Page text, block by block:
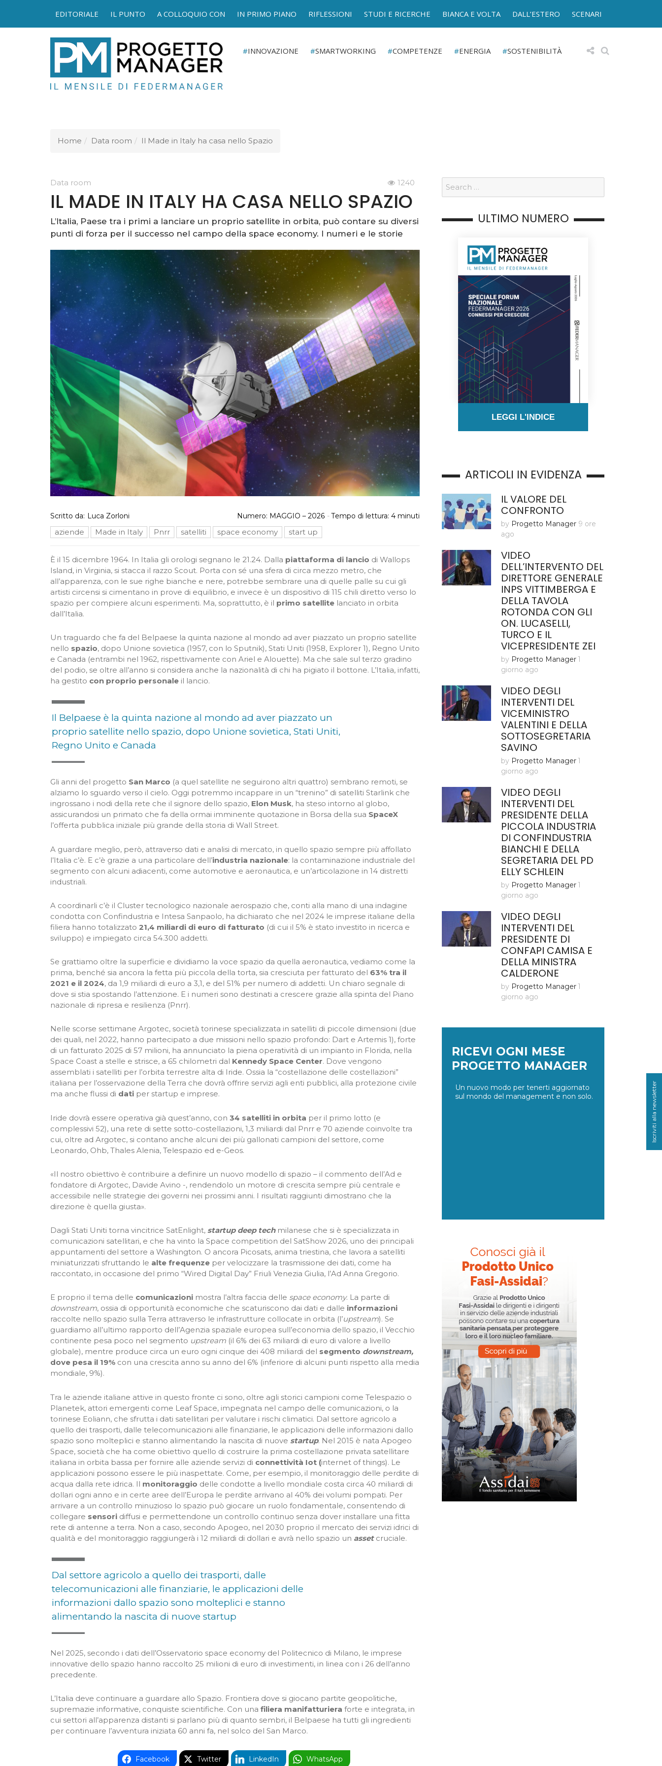
EDITORIALE IL PUNTO A COLLOQUIO CON IN PRIMO PIANO RIFLESSIONI STUDI E RICERCHE BIANCA E VOLTA DALL’ESTERO SCENARI
INNOVAZIONE SMARTWORKING COMPETENZE ENERGIA SOSTENIBILITÀ
Home Data room Il Made in Italy ha casa nello Spazio
Data room 1240
IL MADE IN ITALY HA CASA NELLO SPAZIO
L’Italia, Paese tra i primi a lanciare un proprio satellite in orbita, può contare su diversi
punti di forza per il successo nel campo della space economy. I numeri e le storie
Scritto da: Luca Zorloni Numero: MAGGIO – 2026 -Tempo di lettura: 4 minuti
aziende Made in Italy Pnrr satelliti space economy start up
È il 15 dicembre 1964. In Italia gli orologi segnano le 21.24. Dalla piattaforma di lancio di Wallops
Island, in Virginia, si stacca il razzo Scout. Porta con sé una sfera di circa mezzo metro, che
all’apparenza, con le sue righe bianche e nere, potrebbe sembrare una di quelle palle su cui gli
artisti circensi si cimentano in prove di equilibrio, e invece è un dispositivo di 115 chili diretto verso lo
spazio per compiere alcuni esperimenti. Ma, soprattutto, è il primo satellite lanciato in orbita
dall’Italia.
Un traguardo che fa del Belpaese la quinta nazione al mondo ad aver piazzato un proprio satellite
nello spazio, dopo Unione sovietica (1957, con lo Sputnik), Stati Uniti (1958, Explorer 1), Regno Unito
e Canada (entrambi nel 1962, rispettivamente con Ariel e Alouette). Ma che sale sul terzo gradino
del podio, se oltre all’anno si considera anche la nazionalità di chi ha pigiato il bottone. L’Italia, infatti,
ha gestito con proprio personale il lancio.
Il Belpaese è la quinta nazione al mondo ad aver piazzato un
proprio satellite nello spazio, dopo Unione sovietica, Stati Uniti,
Regno Unito e Canada
Gli anni del progetto San Marco (a quel satellite ne seguirono altri quattro) sembrano remoti, se
alziamo lo sguardo verso il cielo. Oggi potremmo incappare in un “trenino” di satelliti Starlink che
ingrossano i nodi della rete che il signore dello spazio, Elon Musk, ha steso intorno al globo,
assicurandosi un primato che fa della ormai imminente quotazione in Borsa della sua SpaceX
l’offerta pubblica iniziale più grande della storia di Wall Street.
A guardare meglio, però, attraverso dati e analisi di mercato, in quello spazio sempre più affollato
l’Italia c’è. E c’è grazie a una particolare dell’industria nazionale: la contaminazione industriale del
segmento con alcuni adiacenti, come automotive e aeronautica, e un’articolazione in 14 distretti
industriali.
A coordinarli c’è il Cluster tecnologico nazionale aerospazio che, conti alla mano di una indagine
condotta con Confindustria e Intesa Sanpaolo, ha dichiarato che nel 2024 le imprese italiane della
filiera hanno totalizzato 21,4 miliardi di euro di fatturato (di cui il 5% è stato investito in ricerca e
sviluppo) e impiegato circa 54.300 addetti.
Se grattiamo oltre la superficie e dividiamo la voce spazio da quella aeronautica, vediamo come la
prima, benché sia ancora la fetta più piccola della torta, sia cresciuta per fatturato del 63% tra il
2021 e il 2024, da 1,9 miliardi di euro a 3,1, e del 51% per numero di addetti. Un chiaro segnale di
dove si stia spostando l’attenzione. E i numeri sono destinati a crescere grazie alla spinta del Piano
nazionale di ripresa e resilienza (Pnrr).
Nelle scorse settimane Argotec, società torinese specializzata in satelliti di piccole dimensioni (due
dei quali, nel 2022, hanno partecipato a due missioni nello spazio profondo: Dart e Artemis 1), forte
di un fatturato 2025 di 57 milioni, ha annunciato la piena operatività di un impianto in Florida, nella
Space Coast a stelle e strisce, a 65 chilometri dal Kennedy Space Center. Dove vengono
assemblati i satelliti per l’orbita terrestre alta di Iride. Ossia la “costellazione delle costellazioni”
italiana per l’osservazione della Terra che dovrà offrire servizi agli enti pubblici, alla protezione civile
ma anche flussi di dati per startup e imprese.
Iride dovrà essere operativa già quest’anno, con 34 satelliti in orbita per il primo lotto (e
complessivi 52), una rete di sette sotto-costellazioni, 1,3 miliardi dal Pnrr e 70 aziende coinvolte tra
cui, oltre ad Argotec, si contano anche alcuni dei più gallonati campioni del settore, come
Leonardo, Ohb, Thales Alenia, Telespazio ed e-Geos.
«Il nostro obiettivo è contribuire a definire un nuovo modello di spazio – il commento dell’Ad e
fondatore di Argotec, Davide Avino -, rendendolo un motore di crescita sempre più centrale e
accessibile nelle strategie dei governi nei prossimi anni. I risultati raggiunti dimostrano che la
direzione è quella giusta».
Dagli Stati Uniti torna vincitrice SatEnlight, startup deep techmilanese che si è specializzata in
comunicazioni satellitari, e che ha vinto la Space competition del SatShow 2026, uno dei principali
appuntamenti del settore a Washington. O ancora Picosats, anima triestina, che lavora a satelliti
miniaturizzati sfruttando le alte frequenze per velocizzare la trasmissione dei dati, come ha
raccontato, in occasione del primo “Wired Digital Day” Friuli Venezia Giulia, l’Ad Anna Gregorio.
E proprio il tema delle comunicazioni mostra l’altra faccia delle space economy. La parte di
downstream, ossia di opportunità economiche che scaturiscono dai dati e dalle informazioni
raccolte nello spazio sulla Terra attraverso le infrastrutture collocate in orbita (l’upstream). Se
guardiamo all’ultimo rapporto dell’Agenzia spaziale europea sull’economia dello spazio, il Vecchio
continente pesa poco nel segmento upstream (il 6% dei 63 miliardi di euro di valore a livello
globale), mentre produce circa un euro ogni cinque dei 408 miliardi del segmento downstream,
dove pesa il 19% con una crescita anno su anno del 6% (inferiore di alcuni punti rispetto alla media
mondiale, 9%).
Tra le aziende italiane attive in questo fronte ci sono, oltre agli storici campioni come Telespazio o
Planetek, attori emergenti come Leaf Space, impegnata nel campo delle comunicazioni, o la
torinese Eoliann, che sfrutta i dati satellitari per valutare i rischi climatici. Dal settore agricolo a
quello dei trasporti, dalle telecomunicazioni alle finanziarie, le applicazioni delle informazioni dallo
spazio sono molteplici e stanno alimentando la nascita di nuove startup. Nel 2015 è nata Apogeo
Space, società che ha come obiettivo quello di costruire la prima costellazione privata satellitare
italiana in orbita bassa per fornire alle aziende servizi di connettività Iot (internet of things). Le
applicazioni possono essere le più inaspettate. Come, per esempio, il monitoraggio delle perdite di
acqua dalla rete idrica. Il monitoraggio delle condotte a livello mondiale costa circa 40 miliardi di
dollari ogni anno e in certe aree dell’Europa le perdite arrivano al 40% dei volumi pompati. Per
arrivare a un controllo minuzioso lo spazio può giocare un ruolo fondamentale, consentendo di
collegare sensori diffusi e permettendone un controllo continuo senza dover installare una fitta
rete di antenne a terra. Non a caso, secondo Apogeo, nel 2030 proprio il mercato dei servizi idrici di
qualità e del monitoraggio raggiungerà i 12 miliardi di dollari e avrà nello spazio un assetcruciale.
Dal settore agricolo a quello dei trasporti, dalle
telecomunicazioni alle finanziarie, le applicazioni delle
informazioni dallo spazio sono molteplici e stanno
alimentando la nascita di nuove startup
Nel 2025, secondo i dati dell’Osservatorio space economy del Politecnico di Milano, le imprese
innovative dello spazio hanno raccolto 25 milioni di euro di investimenti, in linea con i 26 dell’anno
precedente.
L’Italia deve continuare a guardare allo Spazio. Frontiera dove si giocano partite geopolitiche,
supremazie informative, conquiste scientifiche. Con una filiera manifatturiera forte e integrata, in
cui settori all’apparenza distanti si parlano più di quanto sembri, il Belpaese ha tutti gli ingredienti
per continuare l’avventura iniziata 60 anni fa, nel solco del San Marco.
Facebook Twitter LinkedIn WhatsApp
ULTIMO NUMERO
LEGGI L'INDICE
ARTICOLI IN EVIDENZA
IL VALORE DEL
CONFRONTO
by Progetto Manager 9 ore
ago
VIDEO
DELL’INTERVENTO DEL
DIRETTORE GENERALE
INPS VITTIMBERGA E
DELLA TAVOLA
ROTONDA CON GLI
ON. LUCASELLI,
TURCO E IL
VICEPRESIDENTE ZEI
by Progetto Manager 1
giorno ago
VIDEO DEGLI
INTERVENTI DEL
VICEMINISTRO
VALENTINI E DELLA
SOTTOSEGRETARIA
SAVINO
by Progetto Manager 1
giorno ago
VIDEO DEGLI
INTERVENTI DEL
PRESIDENTE DELLA
PICCOLA INDUSTRIA
DI CONFINDUSTRIA
BIANCHI E DELLA
SEGRETARIA DEL PD
ELLY SCHLEIN
by Progetto Manager 1
giorno ago
VIDEO DEGLI
INTERVENTI DEL
PRESIDENTE DI
CONFAPI CAMISA E
DELLA MINISTRA
CALDERONE
by Progetto Manager 1
giorno ago
RICEVI OGNI MESE
PROGETTO MANAGER
Un nuovo modo per tenerti aggiornato
sul mondo del management e non solo.
Iscriviti alla newsletter